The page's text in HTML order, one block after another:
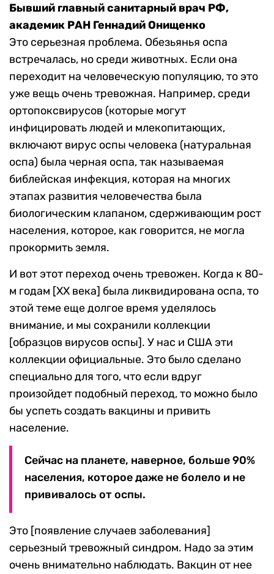
Бывший главный санитарный врач РФ,
академик РАН Геннадий Онищенко
Это серьезная проблема. Обезьянья оспа
встречалась, но среди животных. Если она
переходит на человеческую популяцию, то это
уже вещь очень тревожная. Например, среди
ортопоксвирусов (которые могут
инфицировать людей и млекопитающих,
включают вирус оспы человека (натуральная
оспа) была черная оспа, так называемая
библейская инфекция, которая на многих
этапах развития человечества была
биологическим клапаном, сдерживающим рост
населения, которое, как говорится, не могла
прокормить земля.
И вот этот переход очень тревожен. Когда к 80-
м годам [XX века] была ликвидирована оспа, то
этой теме еще долгое время уделялось
внимание, и мы сохранили коллекции
[образцов вирусов оспы]. У нас и США эти
коллекции официальные. Это было сделано
специально для того, что если вдруг
произойдет подобный переход, то можно было
бы успеть создать вакцины и привить
население.
Сейчас на планете, наверное, больше 90%
населения, которое даже не болело и не
прививалось от оспы.
Это [появление случаев заболевания]
серьезный тревожный синдром. Надо за этим
очень внимательно наблюдать. Вакцин от нее